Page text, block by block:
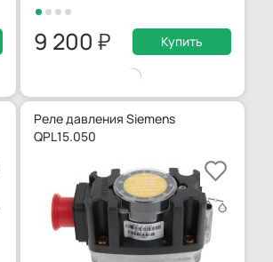
9 200 Купить
Реле давления Siemens
QPL15.050